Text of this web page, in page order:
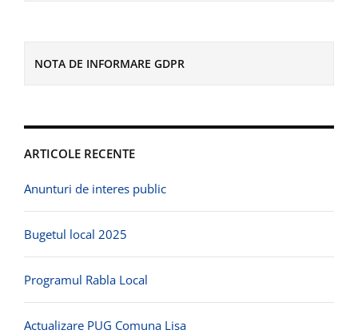
NOTA DE INFORMARE GDPR
ARTICOLE RECENTE
Anunturi de interes public
Bugetul local 2025
Programul Rabla Local
Actualizare PUG Comuna Lisa